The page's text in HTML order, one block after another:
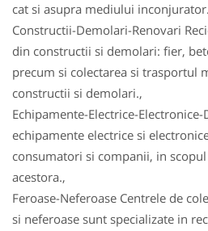
cat si asupra mediului
Constructii-Demolari-Renovari
din constructii si demolari: fier,
precum si colectarea si trasportul
constructii si demolari.,
Echipamente-Electrice-Electronice-
echipamente electrice si
consumatori si companii, in
acestora.,
Feroase-Neferoase Centrele de
si neferoase sunt specializate in